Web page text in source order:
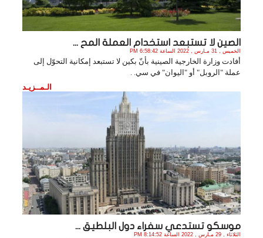
الصين لا تستبعد استخدام العملة المح ...
الخميس , 31 مـارس , 2022 الساعة 6:58:42 PM
أفادت وزارة الخارجية الصينية بأنّ بكين لا تستبعد إمكانية التحوّل إلى
عملة "الروبل" أو "اليوان" في سي. .
الـمــزيـد
موسكو تستدعي سفراء دول البلطيق ...
الثلاثاء , 29 مـارس , 2022 الساعة 8:14:52 PM